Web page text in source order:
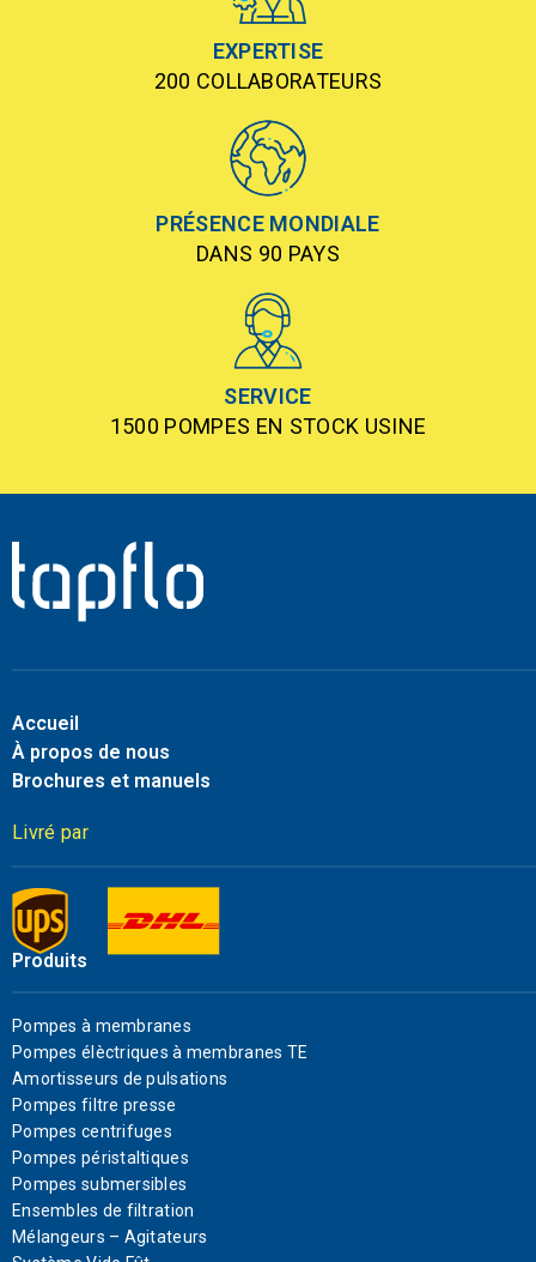
EXPERTISE
200 COLLABORATEURS
PRÉSENCE MONDIALE
DANS 90 PAYS
SERVICE
1500 POMPES EN STOCK USINE
Accueil
À propos de nous
Brochures et manuels
Livré par
Produits
Pompes à membranes
Pompes élèctriques à membranes TE
Amortisseurs de pulsations
Pompes filtre presse
Pompes centrifuges
Pompes péristaltiques
Pompes submersibles
Ensembles de filtration
Mélangeurs – Agitateurs